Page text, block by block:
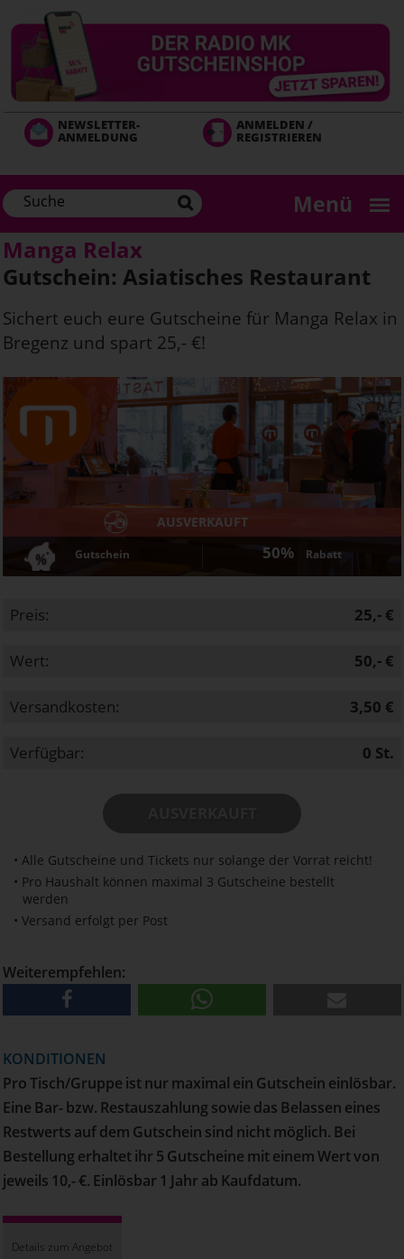
zum
Inhalt
NEWSLETTER-
ANMELDUNG
ANMELDEN /
REGISTRIEREN
Menü
Manga Relax
Gutschein: Asiatisches Restaurant
Sichert euch eure Gutscheine für Manga Relax in
Bregenz und spart 25,- €!
AUSVERKAUFT
Gutschein 50% Rabatt
Preis: 25,- €
Wert: 50,- €
Versandkosten: 3,50 €
Verfügbar: 0 St.
• Alle Gutscheine und Tickets nur solange der Vorrat reicht!
• Pro Haushalt können maximal 3 Gutscheine bestellt
werden
• Versand erfolgt per Post
Weiterempfehlen:
KONDITIONEN
Pro Tisch/Gruppe ist nur maximal ein Gutschein einlösbar.
Eine Bar- bzw. Restauszahlung sowie das Belassen eines
Restwerts auf dem Gutschein sind nicht möglich. Bei
Bestellung erhaltet ihr 5 Gutscheine mit einem Wert von
jeweils 10,- €. Einlösbar 1 Jahr ab Kaufdatum.
Details zum Angebot